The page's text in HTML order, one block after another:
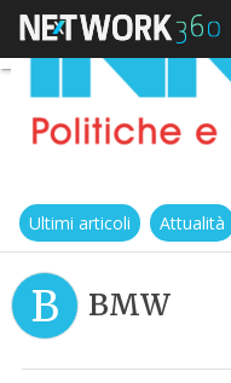
Ultimi articoli Attualità
B BMW